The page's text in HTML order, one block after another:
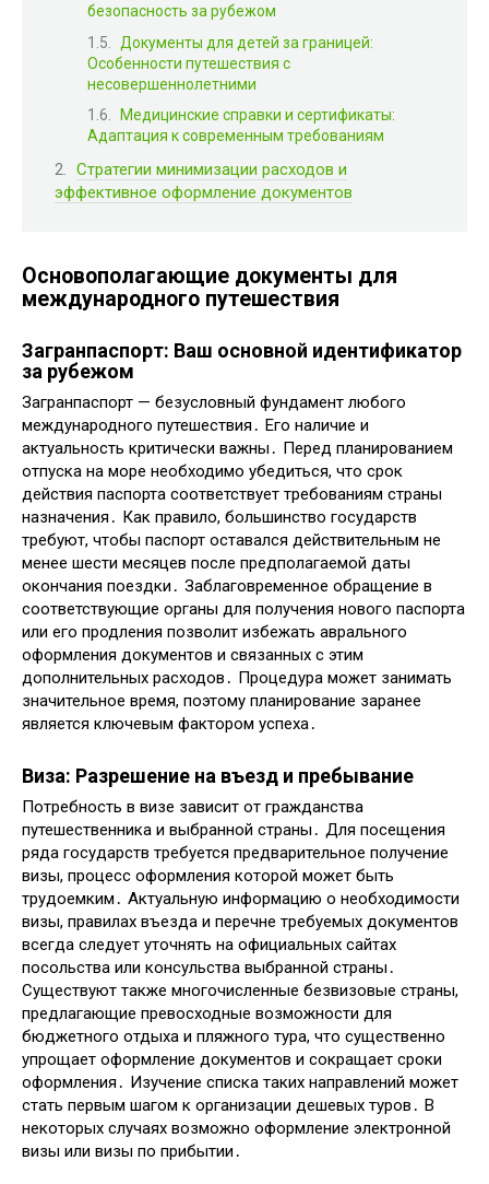
безопасность за рубежом
Документы для детей за границей:
Особенности путешествия с
несовершеннолетними
Медицинские справки и сертификаты:
Адаптация к современным требованиям
Стратегии минимизации расходов и
эффективное оформление документов
Основополагающие документы для
международного путешествия
Загранпаспорт: Ваш основной идентификатор
за рубежом
Загранпаспорт — безусловный фундамент любого
международного путешествия․ Его наличие и
актуальность критически важны․ Перед планированием
отпуска на море необходимо убедиться, что срок
действия паспорта соответствует требованиям страны
назначения․ Как правило, большинство государств
требуют, чтобы паспорт оставался действительным не
менее шести месяцев после предполагаемой даты
окончания поездки․ Заблаговременное обращение в
соответствующие органы для получения нового паспорта
или его продления позволит избежать аврального
оформления документов и связанных с этим
дополнительных расходов․ Процедура может занимать
значительное время, поэтому планирование заранее
является ключевым фактором успеха․
Виза: Разрешение на въезд и пребывание
Потребность в визе зависит от гражданства
путешественника и выбранной страны․ Для посещения
ряда государств требуется предварительное получение
визы, процесс оформления которой может быть
трудоемким․ Актуальную информацию о необходимости
визы, правилах въезда и перечне требуемых документов
всегда следует уточнять на официальных сайтах
посольства или консульства выбранной страны․
Существуют также многочисленные безвизовые страны,
предлагающие превосходные возможности для
бюджетного отдыха и пляжного тура, что существенно
упрощает оформление документов и сокращает сроки
оформления․ Изучение списка таких направлений может
стать первым шагом к организации дешевых туров․ В
некоторых случаях возможно оформление электронной
визы или визы по прибытии․